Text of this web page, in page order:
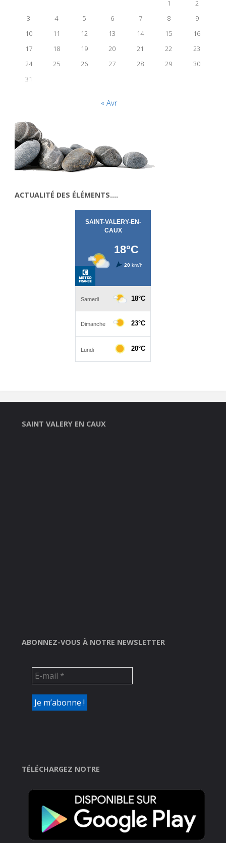
1
2
3
4 5 6 7 8
9
10
11 12 13 14 15
16
17
18 19 20 21 22
23
24
25 26 27 28 29
30
31
« Avr
ACTUALITÉ DES ÉLÉMENTS….
SAINT VALERY EN CAUX
ABONNEZ-VOUS À NOTRE NEWSLETTER
TÉLÉCHARGEZ NOTRE